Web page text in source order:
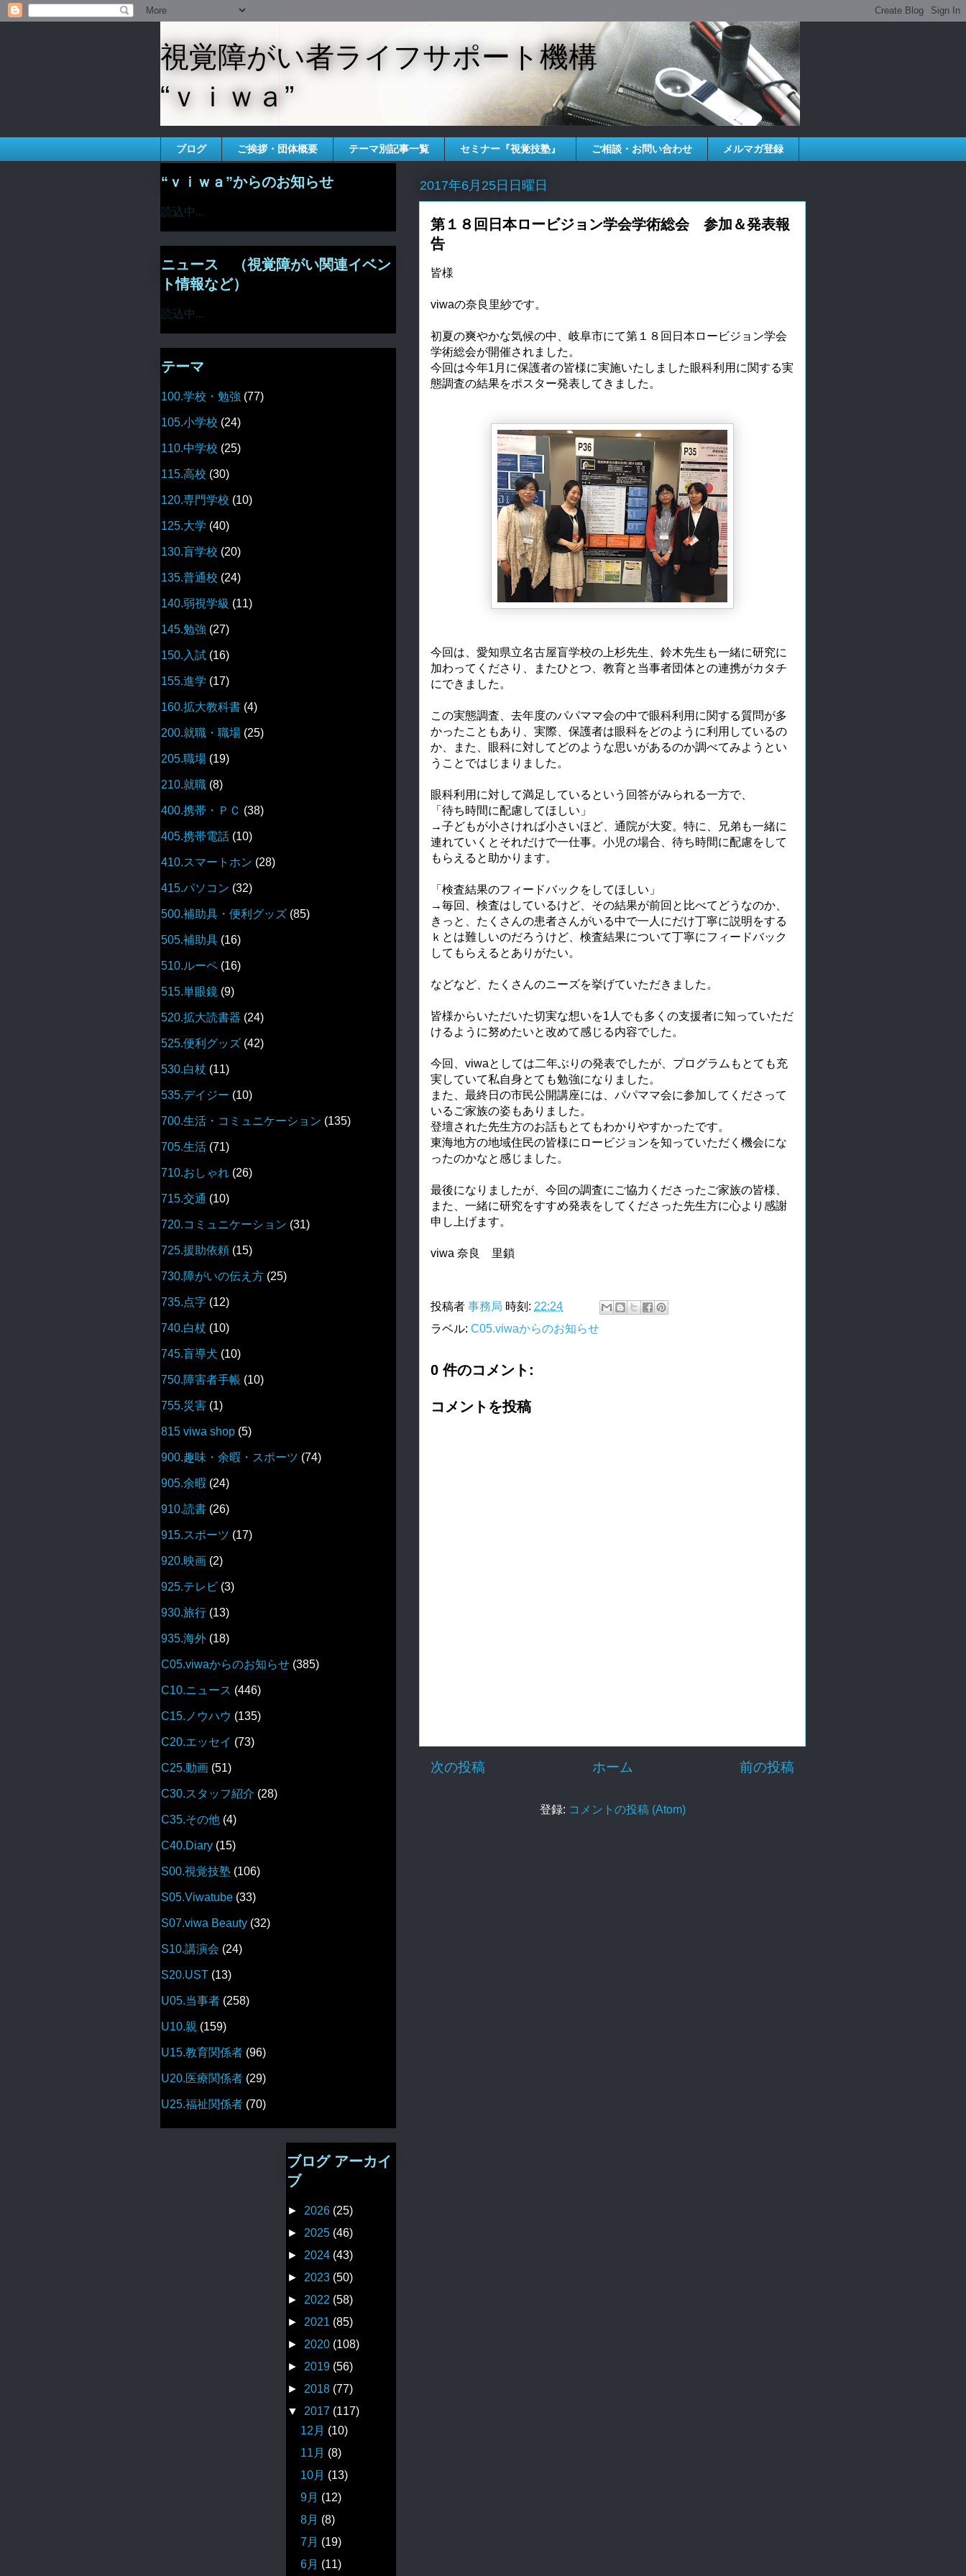
視覚障がい者ライフサポート機構
“ｖｉｗａ”
ブログ ご挨拶・団体概要 テーマ別記事一覧 セミナー『視覚技塾』 ご相談・お問い合わせ メルマガ登録
2017年6月25日日曜日
第１８回日本ロービジョン学会学術総会 参加＆発表報
告
皆様
viwaの奈良里紗です。
初夏の爽やかな気候の中、岐阜市にて第１８回日本ロービジョン学会
学術総会が開催されました。
今回は今年1月に保護者の皆様に実施いたしました眼科利用に関する実
態調査の結果をポスター発表してきました。
今回は、愛知県立名古屋盲学校の上杉先生、鈴木先生も一緒に研究に
加わってくださり、またひとつ、教育と当事者団体との連携がカタチ
にできました。
この実態調査、去年度のパパママ会の中で眼科利用に関する質問が多
かったこともあり、実際、保護者は眼科をどのように利用しているの
か、また、眼科に対してどのような思いがあるのか調べてみようとい
うことではじまりました。
眼科利用に対して満足しているという回答がみられる一方で、
「待ち時間に配慮してほしい」
→子どもが小さければ小さいほど、通院が大変。特に、兄弟も一緒に
連れていくとそれだけで一仕事。小児の場合、待ち時間に配慮をして
もらえると助かります。
「検査結果のフィードバックをしてほしい」
→毎回、検査はしているけど、その結果が前回と比べてどうなのか、
きっと、たくさんの患者さんがいる中で一人にだけ丁寧に説明をする
ｋとは難しいのだろうけど、検査結果について丁寧にフィードバック
してもらえるとありがたい。
などなど、たくさんのニーズを挙げていただきました。
皆様からいただいた切実な想いを1人でも多くの支援者に知っていただ
けるように努めたいと改めて感じる内容でした。
今回、viwaとしては二年ぶりの発表でしたが、プログラムもとても充
実していて私自身とても勉強になりました。
また、最終日の市民公開講座には、パパママ会に参加してくださって
いるご家族の姿もありました。
登壇された先生方のお話もとてもわかりやすかったです。
東海地方の地域住民の皆様にロービジョンを知っていただく機会にな
ったのかなと感じました。
最後になりましたが、今回の調査にご協力くださったご家族の皆様、
また、一緒に研究をすすめ発表をしてくださった先生方に心より感謝
申し上げます。
viwa 奈良 里鎖
投稿者 事務局 時刻: 22:24
ラベル: C05.viwaからのお知らせ
0 件のコメント:
コメントを投稿
次の投稿 前の投稿
ホーム
登録: コメントの投稿 (Atom)
“ｖｉｗａ”からのお知らせ
読込中...
ニュース （視覚障がい関連イベン
ト情報など）
読込中...
テーマ
100.学校・勉強 (77)
105.小学校 (24)
110.中学校 (25)
115.高校 (30)
120.専門学校 (10)
125.大学 (40)
130.盲学校 (20)
135.普通校 (24)
140.弱視学級 (11)
145.勉強 (27)
150.入試 (16)
155.進学 (17)
160.拡大教科書 (4)
200.就職・職場 (25)
205.職場 (19)
210.就職 (8)
400.携帯・ＰＣ (38)
405.携帯電話 (10)
410.スマートホン (28)
415.パソコン (32)
500.補助具・便利グッズ (85)
505.補助具 (16)
510.ルーペ (16)
515.単眼鏡 (9)
520.拡大読書器 (24)
525.便利グッズ (42)
530.白杖 (11)
535.デイジー (10)
700.生活・コミュニケーション (135)
705.生活 (71)
710.おしゃれ (26)
715.交通 (10)
720.コミュニケーション (31)
725.援助依頼 (15)
730.障がいの伝え方 (25)
735.点字 (12)
740.白杖 (10)
745.盲導犬 (10)
750.障害者手帳 (10)
755.災害 (1)
815 viwa shop (5)
900.趣味・余暇・スポーツ (74)
905.余暇 (24)
910.読書 (26)
915.スポーツ (17)
920.映画 (2)
925.テレビ (3)
930.旅行 (13)
935.海外 (18)
C05.viwaからのお知らせ (385)
C10.ニュース (446)
C15.ノウハウ (135)
C20.エッセイ (73)
C25.動画 (51)
C30.スタッフ紹介 (28)
C35.その他 (4)
C40.Diary (15)
S00.視覚技塾 (106)
S05.Viwatube (33)
S07.viwa Beauty (32)
S10.講演会 (24)
S20.UST (13)
U05.当事者 (258)
U10.親 (159)
U15.教育関係者 (96)
U20.医療関係者 (29)
U25.福祉関係者 (70)
ブログ アーカイ
ブ
► 2026 (25)
► 2025 (46)
► 2024 (43)
► 2023 (50)
► 2022 (58)
► 2021 (85)
► 2020 (108)
► 2019 (56)
► 2018 (77)
▼ 2017 (117)
12月 (10)
11月 (8)
10月 (13)
9月 (12)
8月 (8)
7月 (19)
6月 (11)